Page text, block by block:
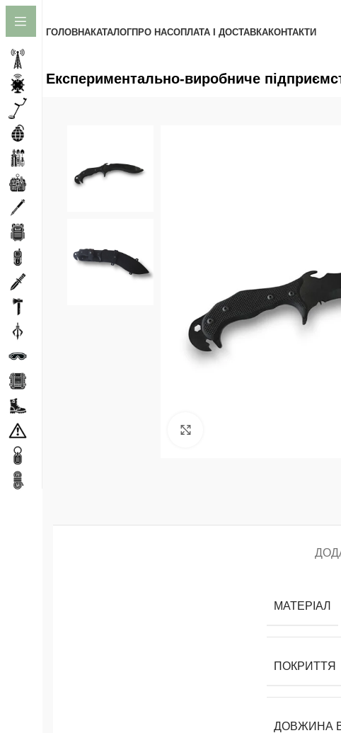
ГОЛОВНАКАТАЛОГПРО НАСОПЛАТА І ДОСТАВКАКОНТАКТИ
Експериментально-виробниче
МАТЕРІАЛ
ПОКРИТТЯ
ДОВЖИНА